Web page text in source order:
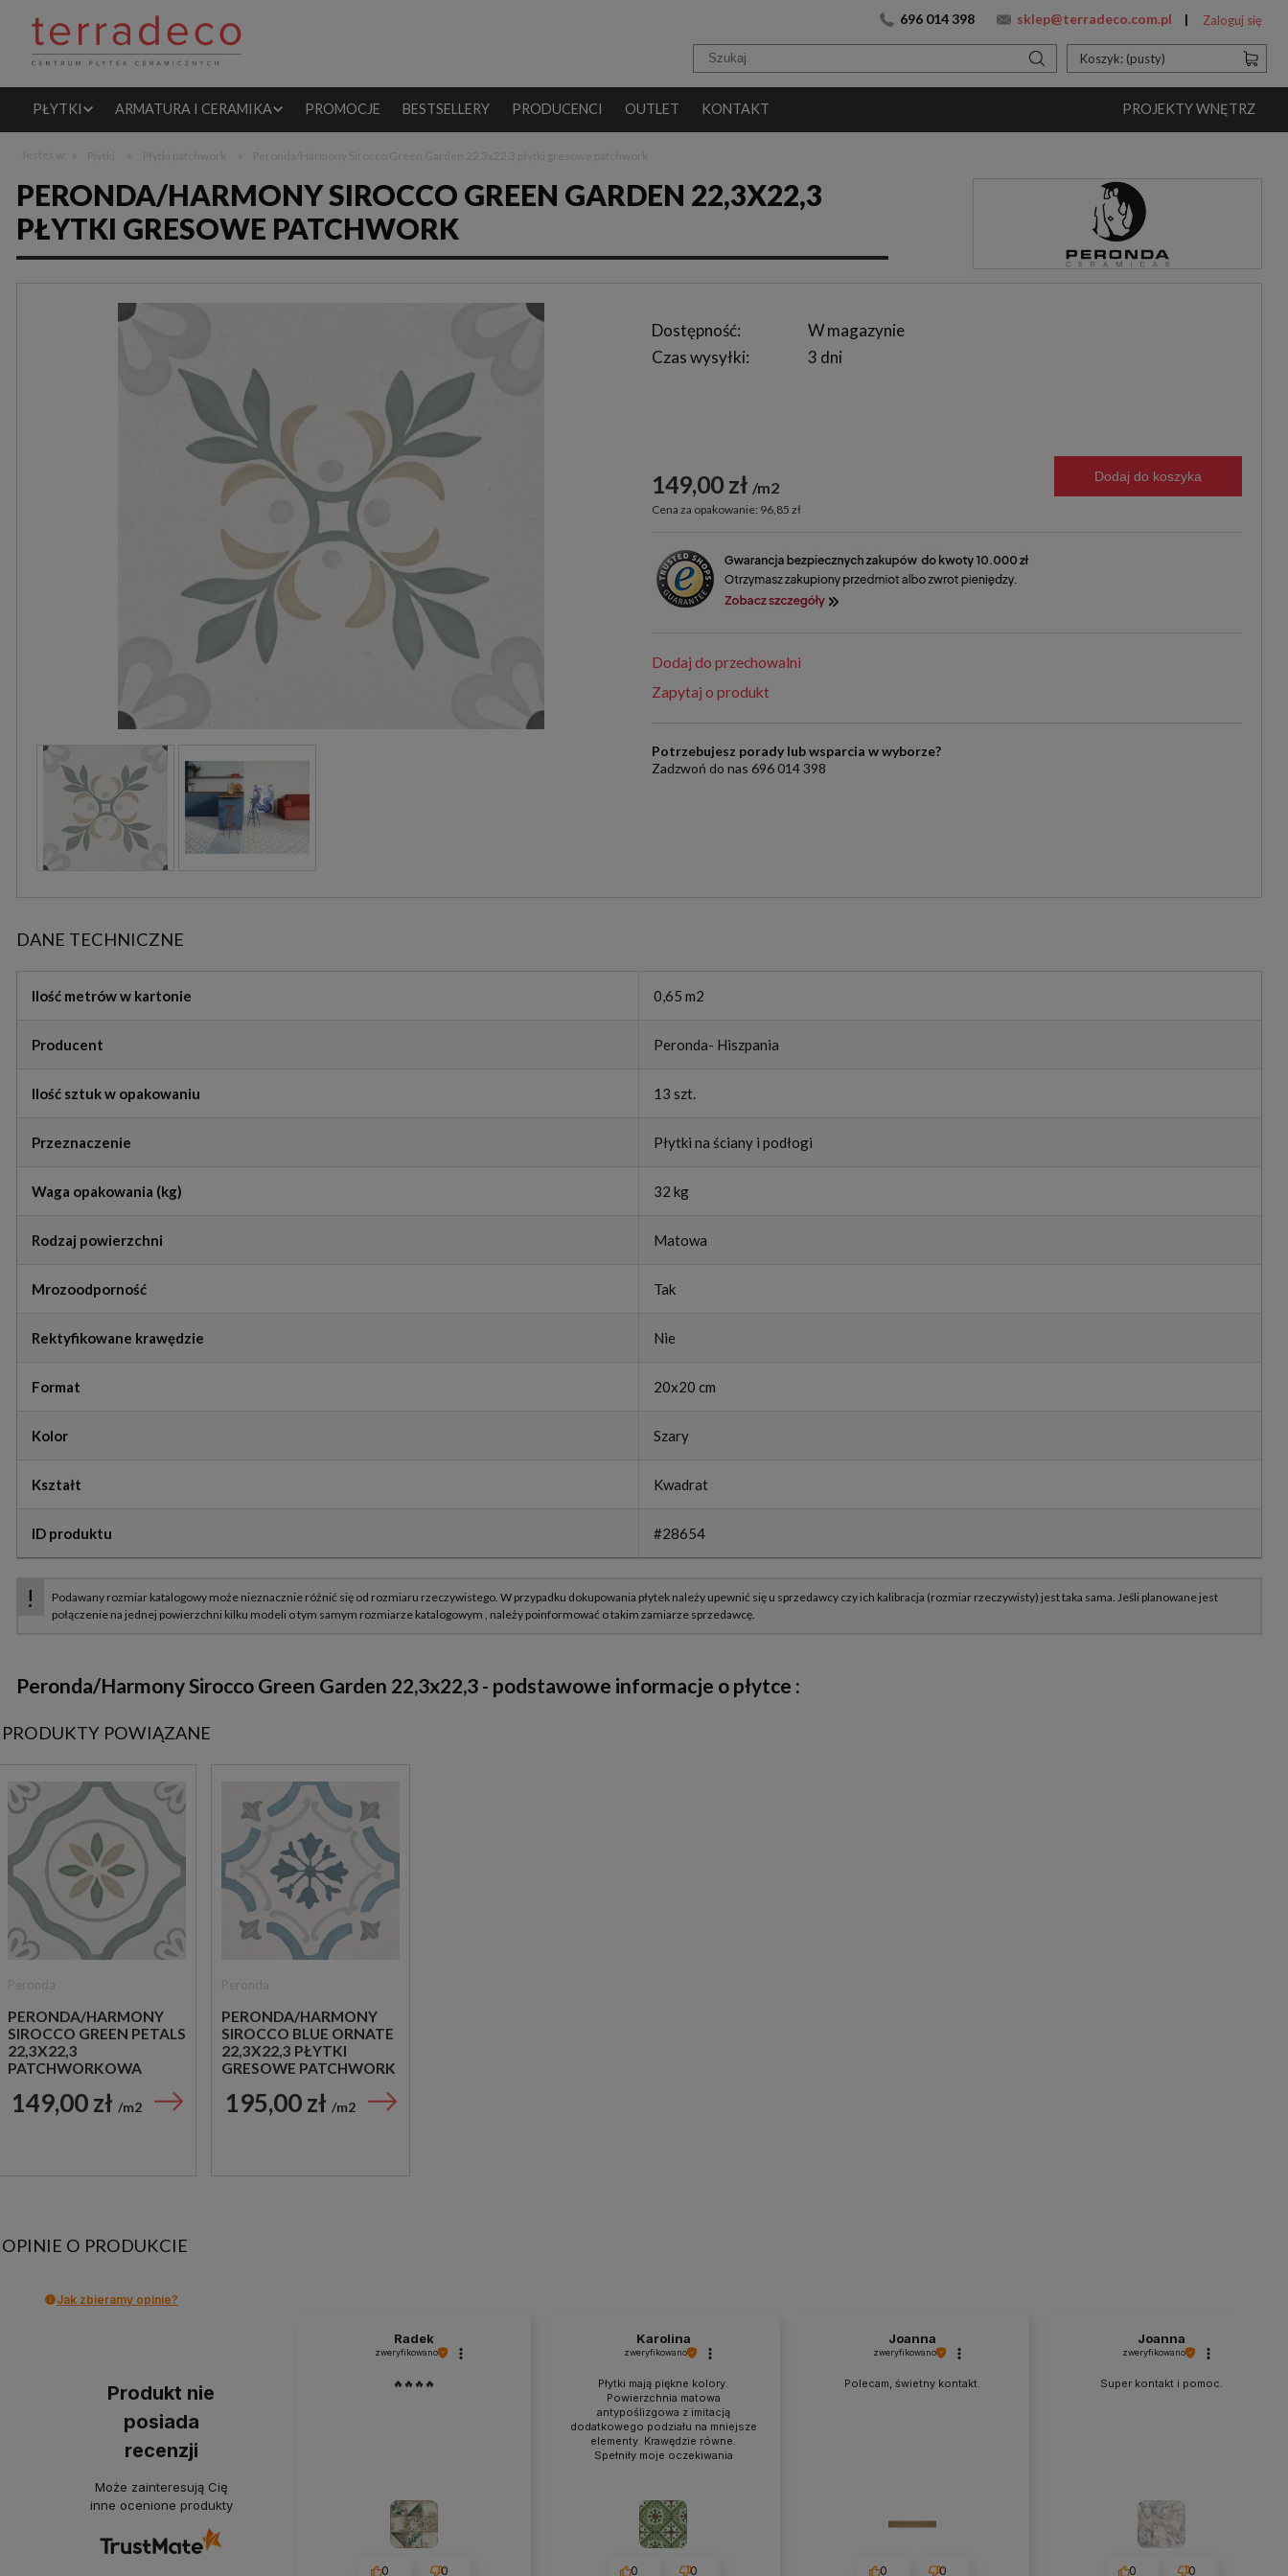
696 014 398 sklep@terradeco.com.pl Zaloguj się
Koszyk: (pusty)
PŁYTKI ARMATURA I CERAMIKA PROMOCJE BESTSELLERY PRODUCENCI OUTLET KONTAKT PROJEKTY WNĘTRZ
PERONDA/HARMONY SIROCCO GREEN GARDEN 22,3X22,3
PŁYTKI GRESOWE PATCHWORK
Dostępność:
W magazynie
Czas wysyłki:
3 dni
149,00 zł m2
Cena za opakowanie: 96,85 zł
Dodaj do koszyka
Dodaj do przechowalni
Zapytaj o produkt
Potrzebujesz porady lub wsparcia w wyborze?
Zadzwoń do nas 696 014 398
DANE TECHNICZNE
Ilość metrów w kartonie 0,65 m2
Producent Peronda- Hiszpania
Ilość sztuk w opakowaniu 13 szt.
Przeznaczenie Płytki na ściany i podłogi
Waga opakowania (kg) 32 kg
Rodzaj powierzchni Matowa
Mrozoodporność Tak
Rektyfikowane krawędzie Nie
Format 20x20 cm
Kolor Szary
Kształt Kwadrat
ID produktu #28654
Peronda/Harmony Sirocco Green Garden 22,3x22,3 - podstawowe informacje o płytce :
PRODUKTY POWIĄZANE
PERONDA/HARMONY
SIROCCO GREEN PETALS
22,3X22,3
PATCHWORKOWA
ROŚLINNYM
149,00 zł m2
PERONDA/HARMONY
SIROCCO BLUE ORNATE
22,3X22,3 PŁYTKI
GRESOWE PATCHWORK
195,00 zł m2
OPINIE O PRODUKCIE
Jak zbieramy opinie?
Produkt nie
posiada
recenzji
Może zainteresują Cię
inne ocenione produkty
Radek
zweryfikowano
🔥🔥🔥🔥
0 0
Karolina
zweryfikowano
Płytki mają piękne kolory.
Powierzchnia matowa
antypoślizgowa z imitacją
dodatkowego podziału na mniejsze
elementy. Krawędzie równe.
Spełniły moje oczekiwania
0 0
Joanna
zweryfikowano
Polecam, świetny kontakt.
0 0
Joanna
zweryfikowano
Super kontakt i pomoc.
0 0